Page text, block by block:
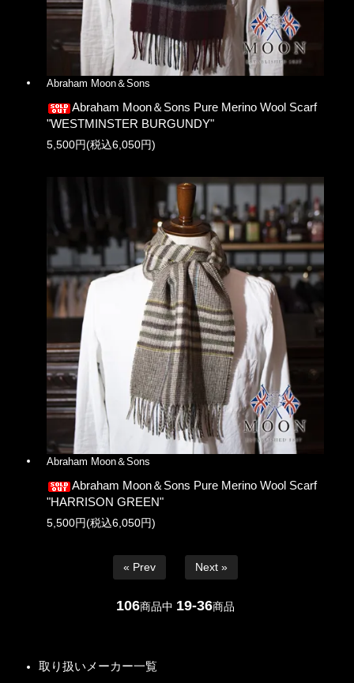
Abraham Moon＆Sons
Abraham Moon＆Sons Pure Merino Wool Scarf
"WESTMINSTER BURGUNDY"
5,500円(税込6,050円)
Abraham Moon＆Sons
Abraham Moon＆Sons Pure Merino Wool Scarf
"HARRISON GREEN"
5,500円(税込6,050円)
« Prev Next »
106商品中 19-36商品
取り扱いメーカー一覧